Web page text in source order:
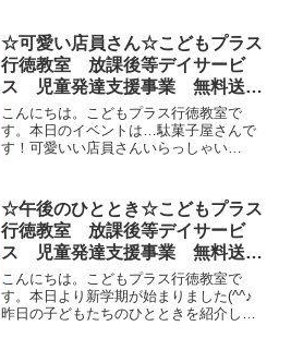
も物知りですね◎行徳教室も今日までお
正月イベントでした！まず...
☆可愛い店員さん☆こどもプラス
行徳教室 放課後等デイサービ
ス 児童発達支援事業 無料送
迎 ADHD 自閉症 発達障が
い 運動療育 遊び 南行徳 市
川市 浦安市 江戸川区
こんにちは。こどもプラス行徳教室で
す。本日のイベントは…駄菓子屋さんで
す！可愛いい店員さんいらっしゃい
な満足そうにお買い物することができ
て、良かったね💕...
☆午後のひととき☆こどもプラス
行徳教室 放課後等デイサービ
ス 児童発達支援事業 無料送
迎 ADHD 自閉症 発達障が
い 運動療育 遊び 南行徳 市
川市 浦安市
こんにちは。こどもプラス行徳教室で
す。本日より新学期が始まりました(^^♪
昨日の子どもたちのひとときを紹介しま